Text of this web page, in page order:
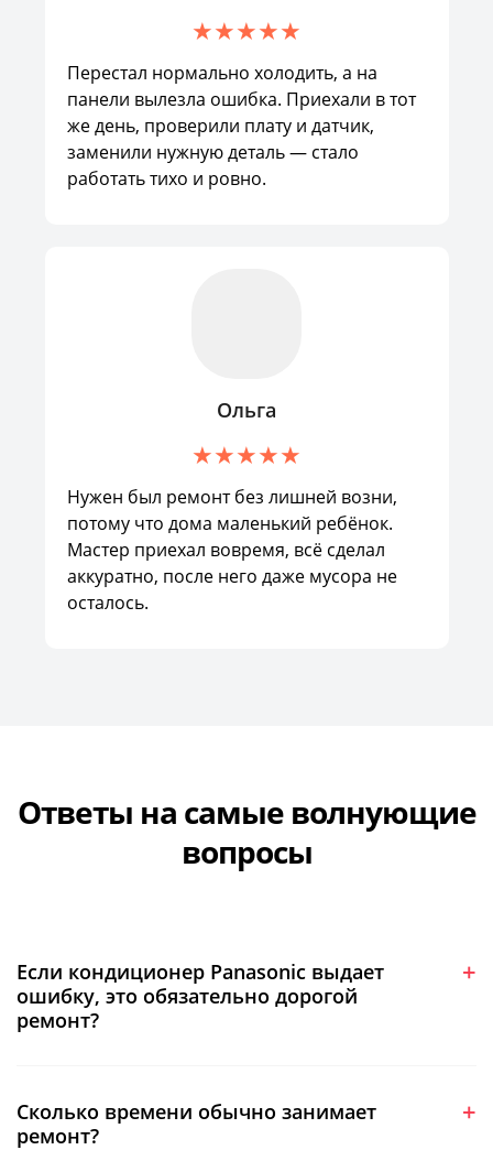
Перестал нормально холодить, а на
панели вылезла ошибка. Приехали в тот
же день, проверили плату и датчик,
заменили нужную деталь — стало
работать тихо и ровно.
Ольга
Нужен был ремонт без лишней возни,
потому что дома маленький ребёнок.
Мастер приехал вовремя, всё сделал
аккуратно, после него даже мусора не
осталось.
Ответы на самые волнующие
вопросы
Если кондиционер Panasonic выдает
ошибку, это обязательно дорогой
ремонт?
Сколько времени обычно занимает
ремонт?